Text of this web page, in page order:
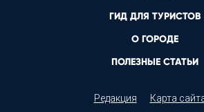
ГИД ДЛЯ ТУРИСТОВ
О ГОРОДЕ
ПОЛЕЗНЫЕ СТАТЬИ
Редакция Карта